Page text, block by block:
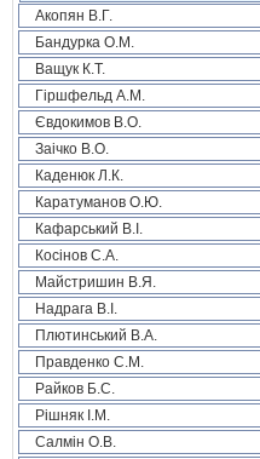
Акопян В.Г.
Бандурка О.М.
Ващук К.Т.
Гіршфельд А.М.
Євдокимов В.О.
Заічко В.О.
Каденюк Л.К.
Каратуманов О.Ю.
Кафарський В.І.
Косінов С.А.
Майстришин В.Я.
Надрага В.І.
Плютинський В.А.
Правденко С.М.
Райков Б.С.
Рішняк І.М.
Салмін О.В.